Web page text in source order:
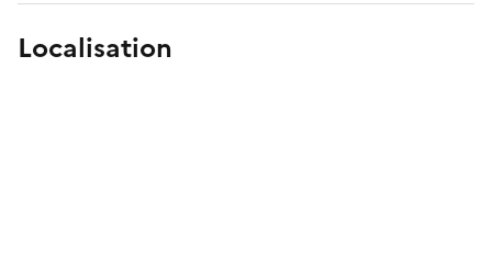
Localisation